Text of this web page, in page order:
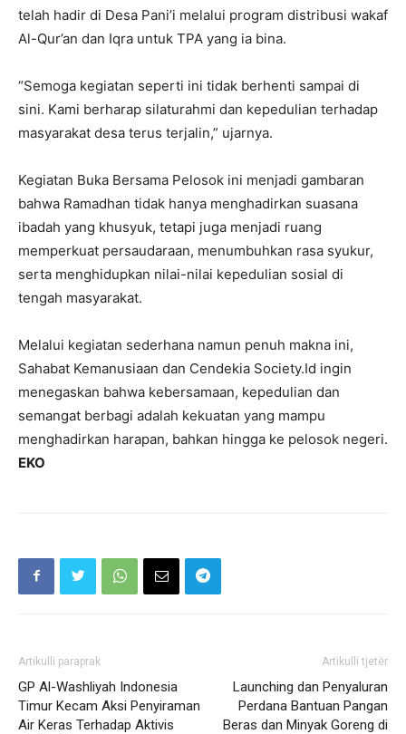
telah hadir di Desa Pani’i melalui program distribusi wakaf
Al-Qur’an dan Iqra untuk TPA yang ia bina.
“Semoga kegiatan seperti ini tidak berhenti sampai di
sini. Kami berharap silaturahmi dan kepedulian terhadap
masyarakat desa terus terjalin,” ujarnya.
Kegiatan Buka Bersama Pelosok ini menjadi gambaran
bahwa Ramadhan tidak hanya menghadirkan suasana
ibadah yang khusyuk, tetapi juga menjadi ruang
memperkuat persaudaraan, menumbuhkan rasa syukur,
serta menghidupkan nilai-nilai kepedulian sosial di
tengah masyarakat.
Melalui kegiatan sederhana namun penuh makna ini,
Sahabat Kemanusiaan dan Cendekia Society.Id ingin
menegaskan bahwa kebersamaan, kepedulian dan
semangat berbagi adalah kekuatan yang mampu
menghadirkan harapan, bahkan hingga ke pelosok negeri.
EKO
Artikulli paraprak
GP Al-Washliyah Indonesia
Timur Kecam Aksi Penyiraman
Air Keras Terhadap Aktivis
Artikulli tjetër
Launching dan Penyaluran
Perdana Bantuan Pangan
Beras dan Minyak Goreng di